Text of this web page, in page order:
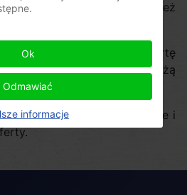
Można też
planuje także specjalną ofertę
powiązaną ze sprzedażą
serwisem kas
w Trójmieście i
Ok
Odmawiać
informacje